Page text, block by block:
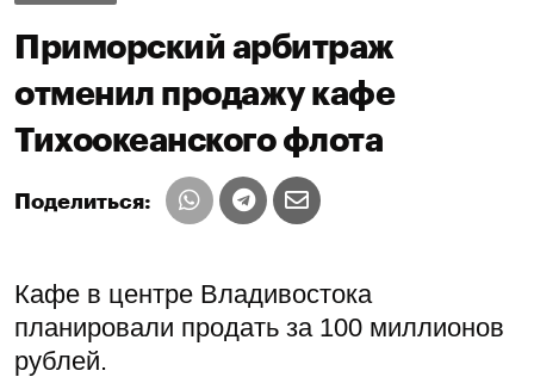
Приморский арбитраж
отменил продажу кафе
Тихоокеанского флота
Поделиться:
Кафе в центре Владивостока
планировали продать за 100 миллионов
рублей.